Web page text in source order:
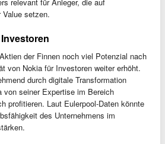
relevant für Anleger, die auf
Value setzen.
der Finnen noch viel Potenzial nach
von Nokia für Investoren weiter erhöht.
durch digitale Transformation
von seiner Expertise im Bereich
profitieren. Laut Eulerpool-Daten könnte
des Unternehmens im